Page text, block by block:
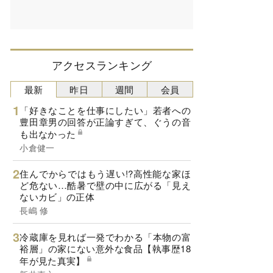
アクセスランキング
最新
「好きなことを仕事にしたい」若者への
豊田章男の回答が正論すぎて、ぐうの音
も出なかった
小倉健一
住んでからではもう遅い!?高性能な家ほ
ど危ない…酷暑で壁の中に広がる「見え
ないカビ」の正体
長嶋 修
冷蔵庫を見れば一発でわかる「本物の富
裕層」の家にない意外な食品【執事歴18
年が見た真実】
昨日 週間 会員